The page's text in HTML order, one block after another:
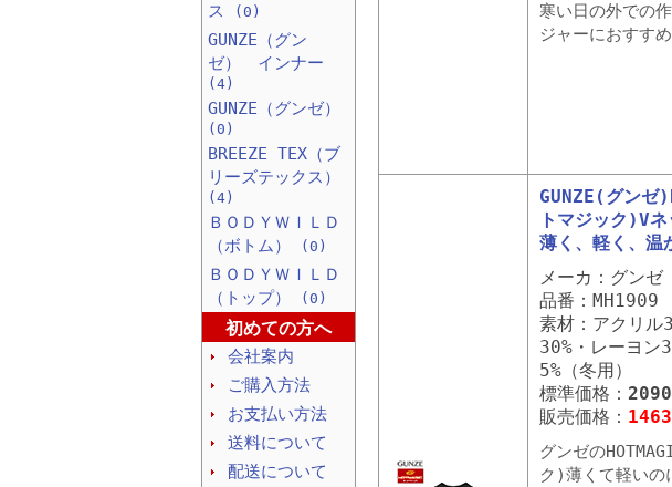
寒い日の外での
ジャーにおすす
GUNZE(グンゼ
トマジック)V
薄く、軽く、温
メーカ：グンゼ
品番：MH1909
素材：アクリル
30%・レーヨン
5%（冬用）
標準価格：
販売価格：
グンゼの
ク)薄くて軽いの
ス
(0)
GUNZE（グン
ゼ） インナー
(4)
GUNZE（グンゼ）
(0)
BREEZE TEX（ブ
リーズテックス）
(4)
ＢＯＤＹＷＩＬＤ
（ボトム）
(0)
ＢＯＤＹＷＩＬＤ
（トップ）
(0)
初めての方へ
会社案内
ご購入方法
お支払い方法
送料について
配送について